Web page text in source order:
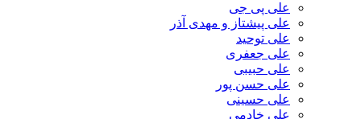
علی پی جی
علی پیشتاز و مهدی آذر
علی توحید
علی جعفری
علی حبیبی
علی حسن پور
علی حسینی
علی خادمی